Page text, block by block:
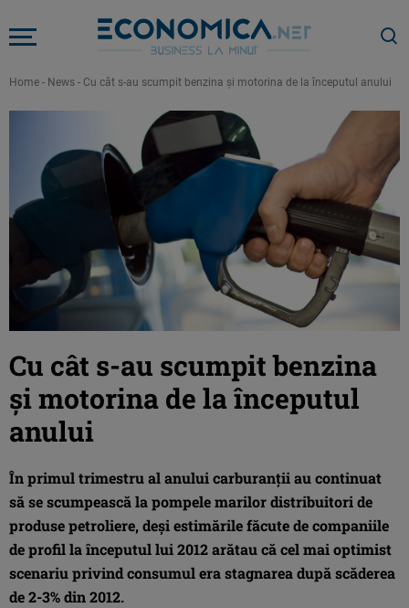
Home - News - Cu cât s-au scumpit benzina şi motorina de la începutul anului
Cu cât s-au scumpit benzina
şi motorina de la începutul
anului
În primul trimestru al anului car­bu­ranţii au continuat
să se scumpească la pompele marilor distribuitori de
pro­duse petroliere, deşi estimările făcute de companiile
de profil la începutul lui 2012 arătau că cel mai optimist
scenariu privind consumul era stagnarea după scăderea
de 2-3% din 2012.